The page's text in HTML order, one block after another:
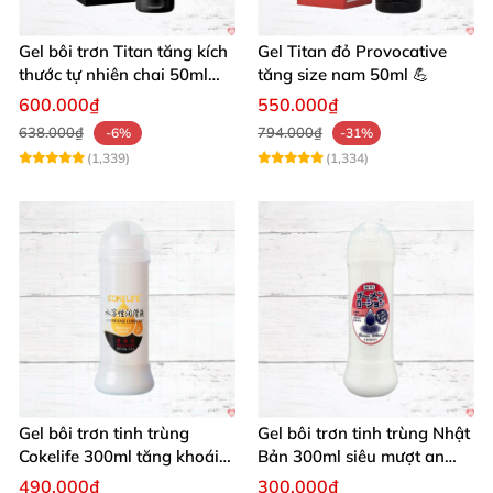
Gel bôi trơn Titan tăng kích
thước tự nhiên chai 50ml
siêu mạnh
600.000₫
638.000₫
-6%
(1,339)
Gel Titan đỏ Provocative
tăng size nam 50ml 💪
550.000₫
794.000₫
-31%
(1,334)
Gel bôi trơn tinh trùng
Cokelife 300ml tăng khoái
cảm, an toàn
490.000₫
Gel bôi trơn tinh trùng Nhật
Bản 300ml siêu mượt an
toàn cho yêu
300.000₫